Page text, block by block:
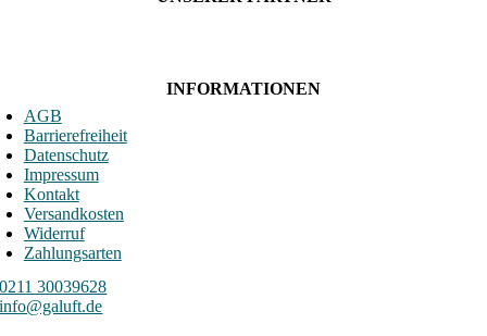
INFORMATIONEN
AGB
Barrierefreiheit
Datenschutz
Impressum
Kontakt
Versandkosten
Widerruf
Zahlungsarten
0211 30039628
info@galuft.de